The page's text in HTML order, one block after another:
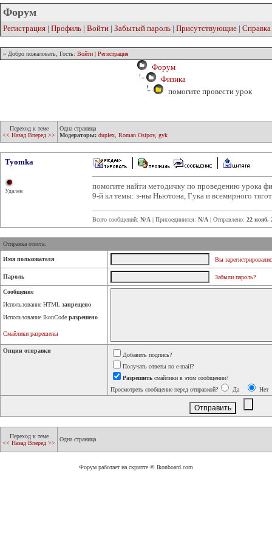
Форум
Регистрация | Профиль | Войти | Забытый пароль | Присутствующие | Справка
» Добро пожаловать, Гость: Войти | Регистрация
Форум
Физика
помогите провести урок
Переход к теме
<< Назад Вперед >>
Одна страница
Модераторы: duplex Roman Osipov, gvk
Tyomka
Удален
помогите найти методичку по проведению урока
9-й кл темы: з-ны Ньютона, Гука и всемирного
Всего сообщений: N/A | Присоединился: N/A | Отправлено: 22 нояб.
Отправка ответа:
Имя пользователя Вы
Пароль Забыли пароль?
Сообщение
Использование HTML запрещено
Использование IkonCode разрешено
Смайлики разрешены
Опции отправки
Добавить подпись?
Получать ответы по e-mail?
Разрешить смайлики в этом сообщении?
Просмотреть сообщение перед отправкой?
Да Нет
Переход к теме
<< Назад Вперед >>
Одна страница
Форум работает на скрипте © Ikonboard.com